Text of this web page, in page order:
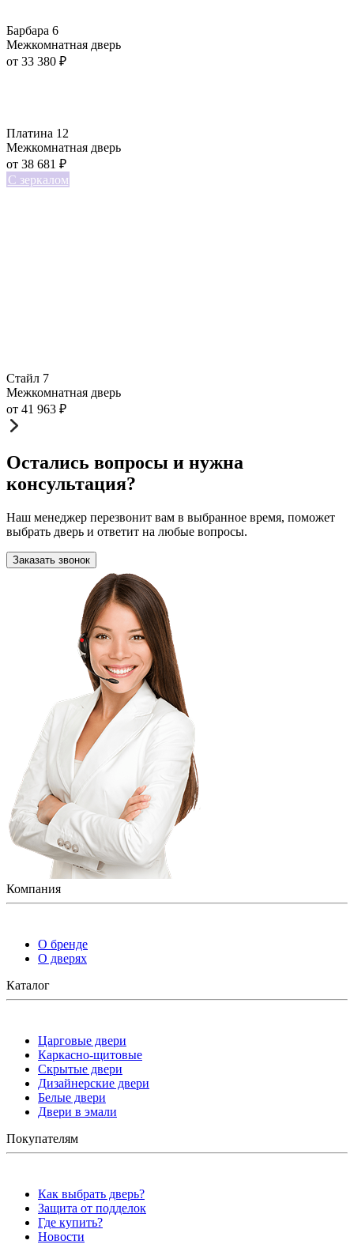
Барбара 6
Межкомнатная дверь
от 33 380 ₽
Платина 12
Межкомнатная дверь
от 38 681 ₽
С зеркалом
Стайл 7
Межкомнатная дверь
от 41 963 ₽
Остались вопросы и нужна
консультация?
Наш менеджер перезвонит вам в выбранное время, поможет
выбрать дверь и ответит на любые вопросы.
Заказать звонок
Компания
О бренде
О дверях
Каталог
Царговые двери
Каркасно-щитовые
Скрытые двери
Дизайнерские двери
Белые двери
Двери в эмали
Покупателям
Как выбрать дверь?
Защита от подделок
Где купить?
Новости